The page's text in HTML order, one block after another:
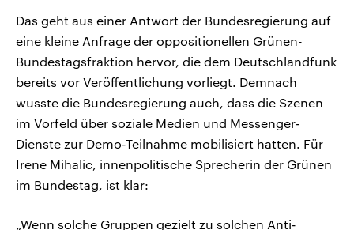
Das geht aus einer Antwort der Bundesregierung auf
eine kleine Anfrage der oppositionellen Grünen-
Bundestagsfraktion hervor, die dem Deutschlandfunk
bereits vor Veröffentlichung vorliegt. Demnach
wusste die Bundesregierung auch, dass die Szenen
im Vorfeld über soziale Medien und Messenger-
Dienste zur Demo-Teilnahme mobilisiert hatten. Für
Irene Mihalic, innenpolitische Sprecherin der Grünen
im Bundestag, ist klar:
„Wenn solche Gruppen gezielt zu solchen Anti-